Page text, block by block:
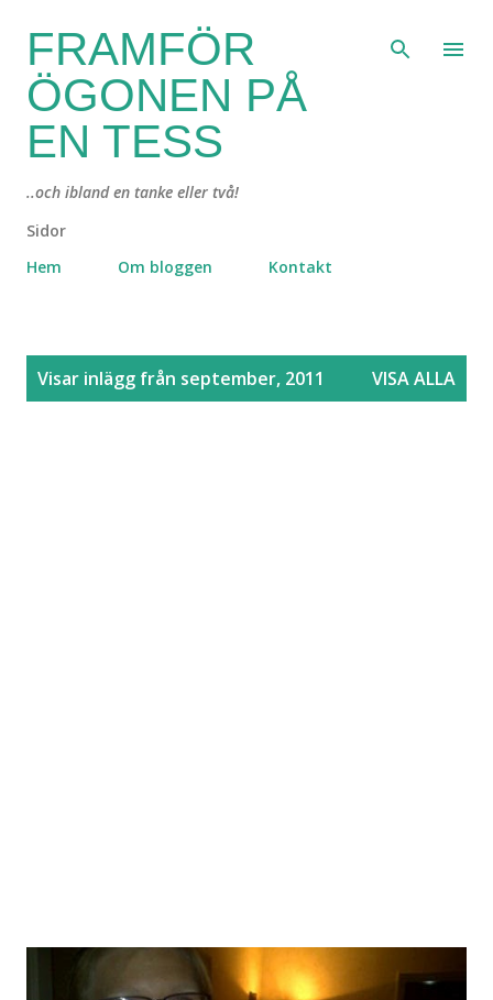
Fortsätt till huvudinnehåll
FRAMFÖR
ÖGONEN PÅ
EN TESS
..och ibland en tanke eller två!
Sidor
Hem
Om bloggen Kontakt
Visar inlägg från september, 2011 VISA ALLA